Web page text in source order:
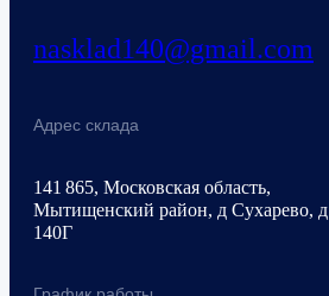
nasklad140@gmail.com
Адрес склада
141 865, Московская область,
Мытищенский район, д Сухарево, д
140Г